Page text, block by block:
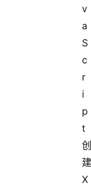
v
a
S
c
r
i
p
t
创
建
X